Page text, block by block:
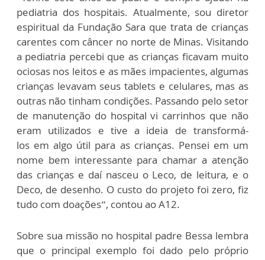
pediatria dos hospitais. Atualmente, sou diretor
espiritual da Fundação Sara que trata de crianças
carentes com câncer no norte de Minas. Visitando
a pediatria percebi que as crianças ficavam muito
ociosas nos leitos e as mães impacientes, algumas
crianças levavam seus tablets e celulares, mas as
outras não tinham condições. Passando pelo setor
de manutenção do hospital vi carrinhos que não
eram utilizados e tive a ideia de transformá-
los em algo útil para as crianças. Pensei em um
nome bem interessante para chamar a atenção
das crianças e daí nasceu o Leco, de leitura, e o
Deco, de desenho. O custo do projeto foi zero, fiz
tudo com doações”, contou ao A12.
Sobre sua missão no hospital padre Bessa lembra
que o principal exemplo foi dado pelo próprio